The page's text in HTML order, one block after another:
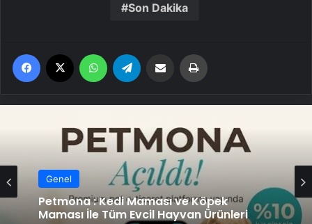
Son Dakika
Facebook WhatsApp Email'den paylaş
Genel
Petmona : Kedi Maması ve Köpek
Maması İle Tüm Evcil Hayvan Ürünleri